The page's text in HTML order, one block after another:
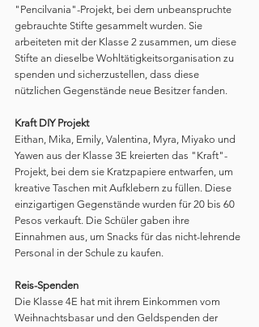
"Pencilvania"-Projekt, bei dem unbeanspruchte
gebrauchte Stifte gesammelt wurden. Sie
arbeiteten mit der Klasse 2 zusammen, um diese
Stifte an dieselbe Wohltätigkeitsorganisation zu
spenden und sicherzustellen, dass diese
nützlichen Gegenstände neue Besitzer fanden.
Kraft DIY Projekt
Eithan, Mika, Emily, Valentina, Myra, Miyako und
Yawen aus der Klasse 3E kreierten das "Kraft"-
Projekt, bei dem sie Kratzpapiere entwarfen, um
kreative Taschen mit Aufklebern zu füllen. Diese
einzigartigen Gegenstände wurden für 20 bis 60
Pesos verkauft. Die Schüler gaben ihre
Einnahmen aus, um Snacks für das nicht-lehrende
Personal in der Schule zu kaufen.
Reis-Spenden
Die Klasse 4E hat mit ihrem Einkommen vom
Weihnachtsbasar und den Geldspenden der